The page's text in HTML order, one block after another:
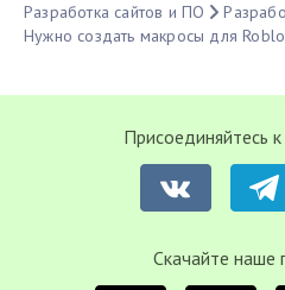
Разработка сайтов и ПО
Нужно создать макросы для
Присоединяйтесь
Cкачайте наше